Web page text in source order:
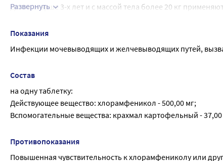
Детям старше 3-х лет и с массой тела более 20 кг
Средняя продолжительность лечения - 8-10 дней.
Развернуть
Показания
Инфекции мочевыводящих и желчевыводящих путей,
Состав
на одну таблетку:
Действующее вещество: хлорамфеникол - 500,00 мг;
Вспомогательные вещества: крахмал картофельный -
Противопоказания
Повышенная чувствительность к хлорамфениколу или